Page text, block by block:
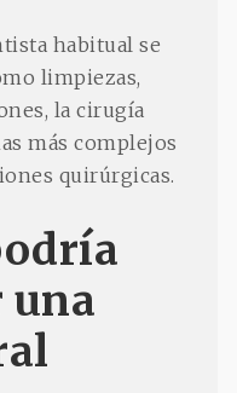
habitual se
limpiezas,
la cirugía
más complejos
quirúrgicas.
una